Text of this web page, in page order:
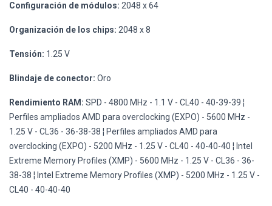
Configuración de módulos: 2048 x 64
Organización de los chips: 2048 x 8
Tensión: 1.25 V
Blindaje de conector: Oro
Rendimiento RAM: SPD - 4800 MHz - 1.1 V - CL40 - 40-39-39 ¦
Perfiles ampliados AMD para overclocking (EXPO) - 5600 MHz -
1.25 V - CL36 - 36-38-38 ¦ Perfiles ampliados AMD para
overclocking (EXPO) - 5200 MHz - 1.25 V - CL40 - 40-40-40 ¦ Intel
Extreme Memory Profiles (XMP) - 5600 MHz - 1.25 V - CL36 - 36-
38-38 ¦ Intel Extreme Memory Profiles (XMP) - 5200 MHz - 1.25 V -
CL40 - 40-40-40